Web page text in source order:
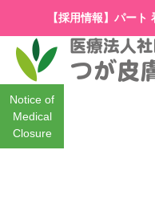
【採用情報】パー
Notice of
Medical
Closure